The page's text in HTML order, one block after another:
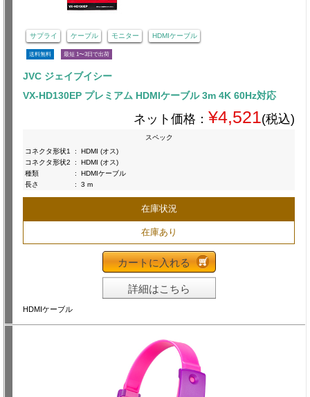
サプライ ケーブル モニター HDMIケーブル
送料無料 最短 1〜3日で出荷
JVC ジェイブイシー
VX-HD130EP プレミアム HDMIケーブル 3m 4K 60Hz対応
ネット価格： ¥4,521(税込)
スペック
コネクタ形状1
:
HDMI (オス)
コネクタ形状2
:
HDMI (オス)
種類
:
HDMIケーブル
長さ
: 3 m
在庫状況
在庫あり
カートに入れる
詳細はこちら
HDMIケーブル